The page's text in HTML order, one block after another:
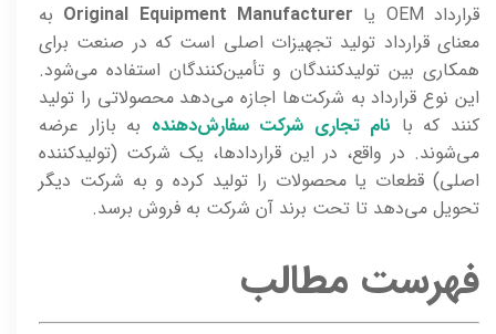
قرارداد OEM یا Original Equipment Manufacturer به
معنای قرارداد تولید تجهیزات اصلی است که در صنعت برای
همکاری بین تولیدکنندگان و تأمین‌کنندگان استفاده می‌شود.
این نوع قرارداد به شرکت‌ها اجازه می‌دهد محصولاتی را تولید
کنند که با نام تجاری شرکت سفارش‌دهنده به بازار عرضه
می‌شوند. در واقع، در این قراردادها، یک شرکت (تولیدکننده
اصلی) قطعات یا محصولات را تولید کرده و به شرکت دیگر
تحویل می‌دهد تا تحت برند آن شرکت به فروش برسد.
فهرست مطالب